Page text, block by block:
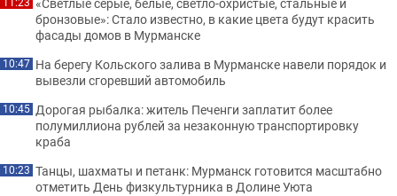
бронзовые»: Стало известно, в какие цвета будут красить
фасады домов в Мурманске
10:47 На берегу Кольского залива в Мурманске навели порядок и
вывезли сгоревший автомобиль
10:45 Дорогая рыбалка: житель Печенги заплатит более
полумиллиона рублей за незаконную транспортировку
краба
10:23 Танцы, шахматы и петанк: Мурманск готовится масштабно
отметить День физкультурника в Долине Уюта